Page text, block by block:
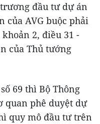
đầu tư dự án
của AVG buộc phải
2, điều 31 -
của Thủ tướng
69 thì Bộ Thông
quan phê duyệt dự
quy mô đầu tư trên